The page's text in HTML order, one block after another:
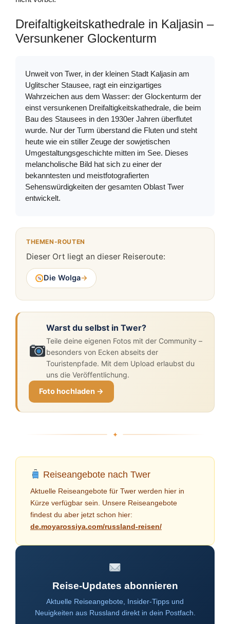
Dreifaltigkeitskathedrale in Kaljasin –
Versunkener Glockenturm
Unweit von Twer, in der kleinen Stadt Kaljasin am
Uglitscher Stausee, ragt ein einzigartiges
Wahrzeichen aus dem Wasser: der Glockenturm der
einst versunkenen Dreifaltigkeitskathedrale, die beim
Bau des Stausees in den 1930er Jahren überflutet
wurde. Nur der Turm überstand die Fluten und steht
heute wie ein stiller Zeuge der sowjetischen
Umgestaltungsgeschichte mitten im See. Dieses
melancholische Bild hat sich zu einer der
bekanntesten und meistfotografierten
Sehenswürdigkeiten der gesamten Oblast Twer
entwickelt.
THEMEN-ROUTEN
Dieser Ort liegt an dieser Reiseroute:
Die Wolga→
Warst du selbst in Twer?
Teile deine eigenen Fotos mit der Community –
besonders von Ecken abseits der
Touristenpfade. Mit dem Upload erlaubst du
uns die Veröffentlichung.
Foto hochladen →
Reiseangebote nach Twer
Aktuelle Reiseangebote für Twer werden hier in
Kürze verfügbar sein. Unsere Reiseangebote
findest du aber jetzt schon hier:
de.moyarossiya.com/russland-reisen/
Reise-Updates abonnieren
Aktuelle Reiseangebote, Insider-Tipps und
Neuigkeiten aus Russland direkt in dein Postfach.